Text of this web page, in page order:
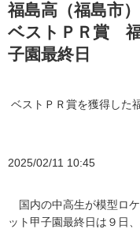
福島高（福島市
ベストＰＲ賞
子園最終日
ベストＰＲ賞を獲得した
2025/02/11 10:45
国内の中高生が模型ロ
ット甲子園最終日は９日